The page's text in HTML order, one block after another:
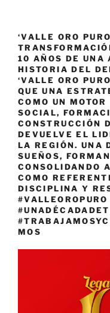
‘VALLE ORO
10 AÑOS DE UNA
HISTORIA DEL
‘VALLE ORO
QUE UNA
COMO UN
SOCIAL,
CONSTRUCCIÓN
DEVUELVE EL
LA REGIÓN. UNA
SUEÑOS,
CONSOLIDANDO
COMO
DISCIPLINA Y
#VALLEOROPURO
MOS